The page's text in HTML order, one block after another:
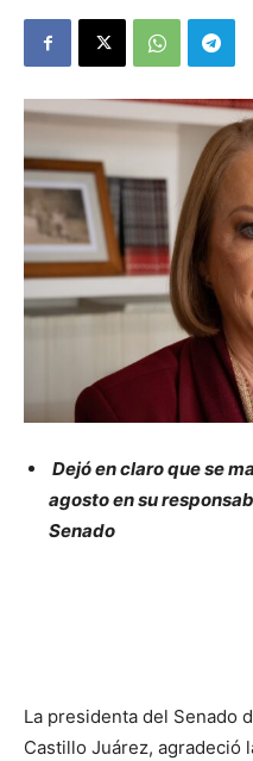
Dejó en claro que se
agosto en su
Senado
La presidenta del Senado
Castillo Juárez, agradeció